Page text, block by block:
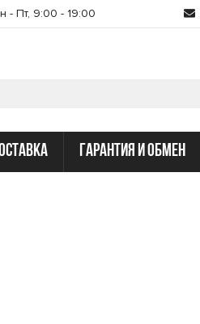
- Пт, 9:00 - 19:00
гарантия и обмен